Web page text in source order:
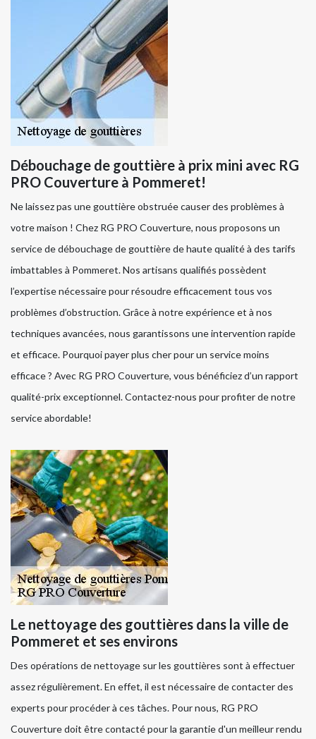
Débouchage de gouttière à prix mini avec RG
PRO Couverture à Pommeret!
Ne laissez pas une gouttière obstruée causer des problèmes à
votre maison ! Chez RG PRO Couverture, nous proposons un
service de débouchage de gouttière de haute qualité à des tarifs
imbattables à Pommeret. Nos artisans qualifiés possèdent
l’expertise nécessaire pour résoudre efficacement tous vos
problèmes d’obstruction. Grâce à notre expérience et à nos
techniques avancées, nous garantissons une intervention rapide
et efficace. Pourquoi payer plus cher pour un service moins
efficace ? Avec RG PRO Couverture, vous bénéficiez d’un rapport
qualité-prix exceptionnel. Contactez-nous pour profiter de notre
service abordable!
Le nettoyage des gouttières dans la ville de
Pommeret et ses environs
Des opérations de nettoyage sur les gouttières sont à effectuer
assez régulièrement. En effet, il est nécessaire de contacter des
experts pour procéder à ces tâches. Pour nous, RG PRO
Couverture doit être contacté pour la garantie d'un meilleur rendu